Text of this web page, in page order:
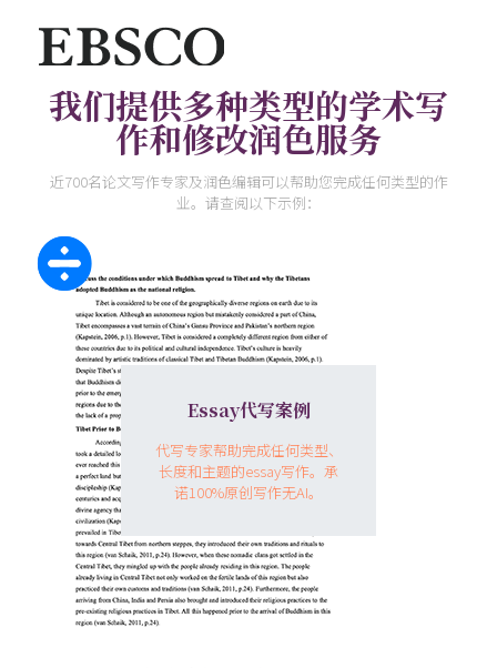
我们提供多种类型的学术写
作和修改润色服务
近700名论文写作专家及润色编辑可以帮助您完成任何类型的作
业。请查阅以下示例：
Essay代写案例
代写专家帮助完成任何类型、
长度和主题的essay写作。承
诺100%原创写作无AI。